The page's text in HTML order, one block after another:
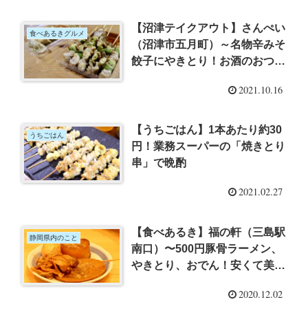
食べあるきグルメ
【沼津テイクアウト】さんぺい
（沼津市五月町）～名物辛みそ
餃子にやきとり！お酒のおつま
2021.10.16
うちごはん
【うちごはん】1本あたり約30
円！業務スーパーの「焼きとり
串」で晩酌
2021.02.27
静岡県内のこと
【食べあるき】福の軒（三島駅
南口）〜500円豚骨ラーメン、
やきとり、おでん！安くて美味
2020.12.02